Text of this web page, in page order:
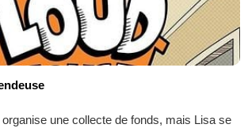
une collecte de fonds, mais Lisa se